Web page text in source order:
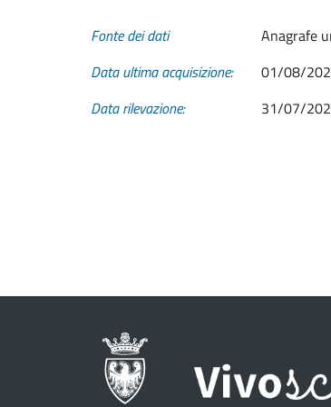
Fonte dei dati
Anagrafe
Data ultima acquisizione:
01/08/
Data rilevazione:
31/07/